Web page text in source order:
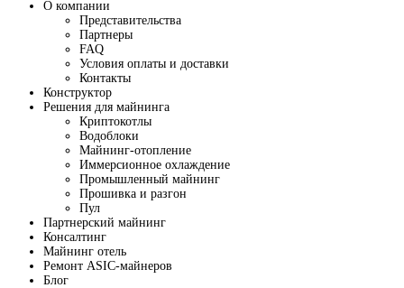
О компании
Представительства
Партнеры
FAQ
Условия оплаты и доставки
Контакты
Конструктор
Решения для майнинга
Криптокотлы
Водоблоки
Майнинг-отопление
Иммерсионное охлаждение
Промышленный майнинг
Прошивка и разгон
Пул
Партнерский майнинг
Консалтинг
Майнинг отель
Ремонт ASIC-майнеров
Блог